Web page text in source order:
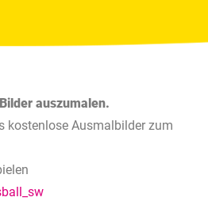
auszumalen.
kostenlose Ausmalbilder zum